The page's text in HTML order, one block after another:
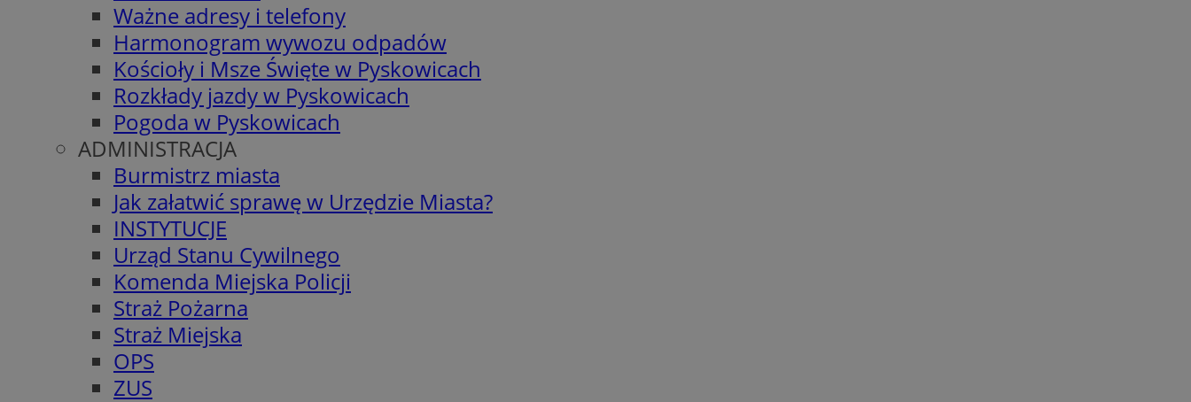
Ważne adresy i telefony
Harmonogram wywozu odpadów
Kościoły i Msze Święte w Pyskowicach
Rozkłady jazdy w Pyskowicach
Pogoda w Pyskowicach
ADMINISTRACJA
Burmistrz miasta
Jak załatwić sprawę w Urzędzie Miasta?
INSTYTUCJE
Urząd Stanu Cywilnego
Komenda Miejska Policji
Straż Pożarna
Straż Miejska
OPS
ZUS